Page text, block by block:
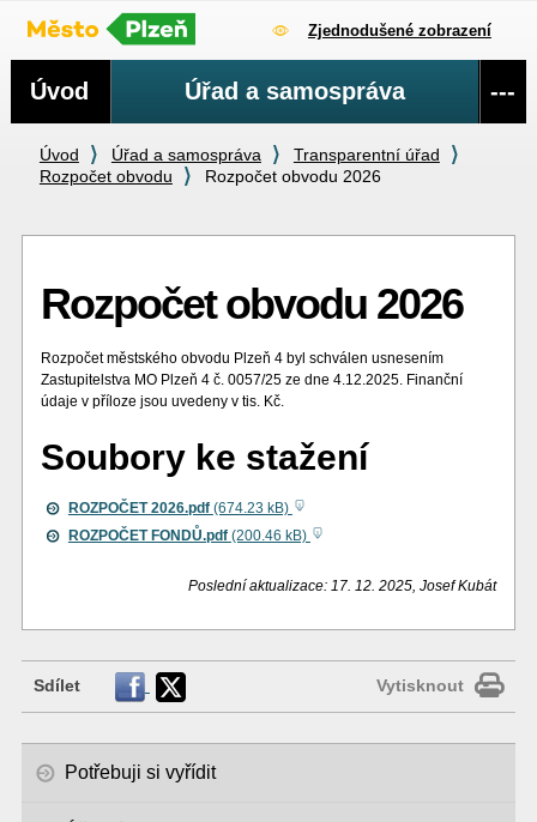
Zjednodušené zobrazení
Úvod Úřad a samospráva
Transparentní úřad
Rozpočet obvodu
Rozpočet obvodu 2026
Rozpočet obvodu 2026
Rozpočet městského obvodu Plzeň 4 byl schválen usnesením
Zastupitelstva MO Plzeň 4 č. 0057/25 ze dne 4.12.2025. Finanční
údaje v příloze jsou uvedeny v tis. Kč.
Soubory ke stažení
ROZPOČET 2026.pdf (674.23 kB)
ROZPOČET FONDŮ.pdf (200.46 kB)
Poslední aktualizace: 17. 12. 2025, Josef Kubát
Sdílet Vytisknout
Potřebuji si vyřídit
Navigace
Úvod Úřad a samospráva ---